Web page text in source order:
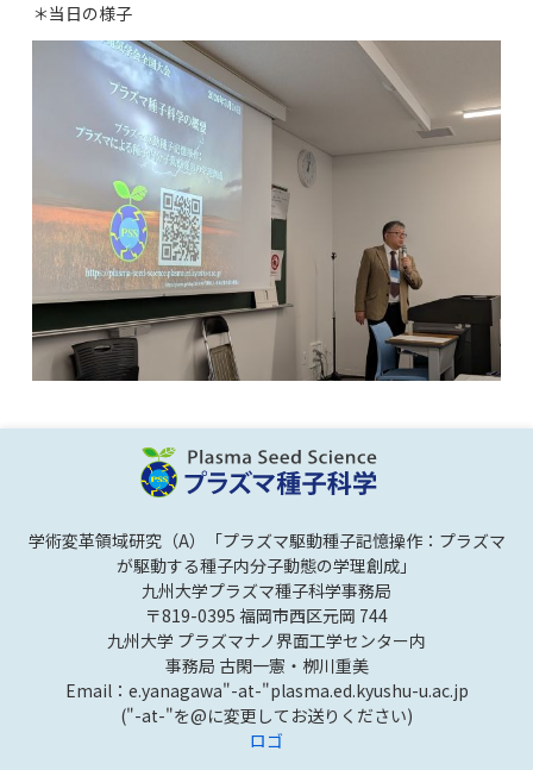
＊当日の様子
学術変革領域研究（A）「プラズマ駆動種子記憶操作：プラズマ
が駆動する種子内分子動態の学理創成」
九州大学プラズマ種子科学事務局
〒819-0395 福岡市西区元岡 744
九州大学 プラズマナノ界面工学センター内
事務局 古閑一憲・栁川重美
Email：e.yanagawa"-at-"plasma.ed.kyushu-u.ac.jp
("-at-"を@に変更してお送りください)
ロゴ